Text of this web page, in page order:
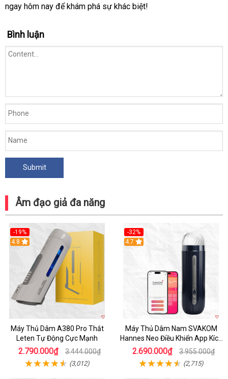
ngay hôm nay để khám phá sự khác biệt!
Bình luận
Âm đạo giả đa năng
-19%
Hot
4.8
Máy Thủ Dâm A380 Pro Thắt
Leten Tự Động Cực Mạnh
2.790.000₫ 3.444.000₫
(3,012)
-32%
Hot
4.7
Máy Thủ Dâm Nam SVAKOM
Hannes Neo Điều Khiển App Kích
Thích
2.690.000₫ 3.955.000₫
(2,715)